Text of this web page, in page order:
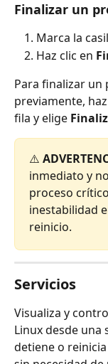
Finalizar un
Marca la
Haz clic en
Para finalizar un
previamente,
fila y elige
⚠️
inmediato y
proceso
inestabilidad
reinicio.
Servicios
Visualiza y
Linux desde una
detiene o